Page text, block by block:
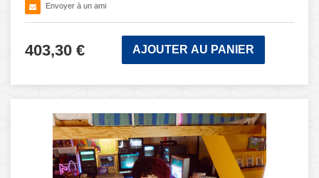
Envoyer à un ami
403,30 € AJOUTER AU PANIER